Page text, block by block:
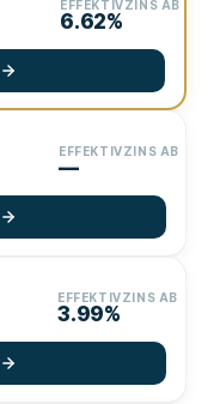
EFFEKTIVZINS AB
6.62%
EFFEKTIVZINS AB
—
EFFEKTIVZINS AB
3.99%